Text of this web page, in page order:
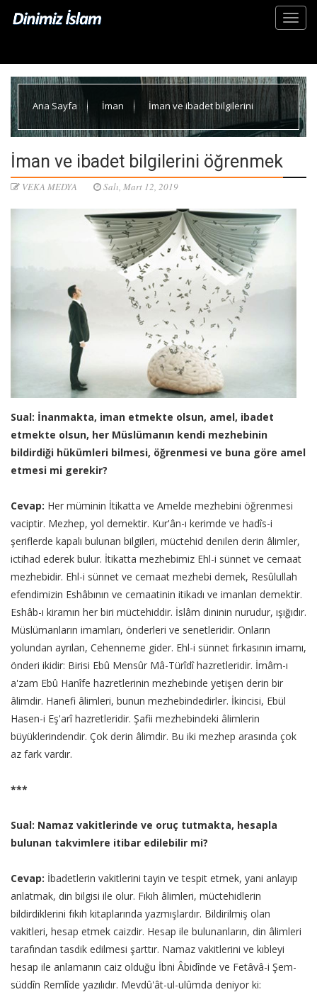
Ana Sayfa İman İman ve ibadet bilgilerini
İman ve ibadet bilgilerini öğrenmek
VEKA MEDYA Salı, Mart 12, 2019
Sual: İnanmakta, iman etmekte olsun, amel, ibadet
etmekte olsun, her Müslümanın kendi mezhebinin
bildirdiği hükümleri bilmesi, öğrenmesi ve buna göre amel
etmesi mi gerekir?
Cevap: Her müminin İtikatta ve Amelde mezhebini öğrenmesi
vaciptir. Mezhep, yol demektir. Kur'ân-ı kerimde ve hadîs-i
şeriflerde kapalı bulunan bilgileri, müctehid denilen derin âlimler,
ictihad ederek bulur. İtikatta mezhebimiz Ehl-i sünnet ve cemaat
mezhebidir. Ehl-i sünnet ve cemaat mezhebi demek, Resûlullah
efendimizin Eshâbının ve cemaatinin itikadı ve imanları demektir.
Eshâb-ı kiramın her biri müctehiddir. İslâm dininin nurudur, ışığıdır.
Müslümanların imamları, önderleri ve senetleridir. Onların
yolundan ayrılan, Cehenneme gider. Ehl-i sünnet fırkasının imamı,
önderi ikidir: Birisi Ebû Mensûr Mâ-Türîdî hazretleridir. İmâm-ı
a'zam Ebû Hanîfe hazretlerinin mezhebinde yetişen derin bir
âlimdir. Hanefi âlimleri, bunun mezhebindedirler. İkincisi, Ebül
Hasen-i Eş'arî hazretleridir. Şafii mezhebindeki âlimlerin
büyüklerindendir. Çok derin âlimdir. Bu iki mezhep arasında çok
az fark vardır.
***
Sual: Namaz vakitlerinde ve oruç tutmakta, hesapla
bulunan takvimlere itibar edilebilir mi?
Cevap: İbadetlerin vakitlerini tayin ve tespit etmek, yani anlayıp
anlatmak, din bilgisi ile olur. Fıkıh âlimleri, müctehidlerin
bildirdiklerini fıkıh kitaplarında yazmışlardır. Bildirilmiş olan
vakitleri, hesap etmek caizdir. Hesap ile bulunanların, din âlimleri
tarafından tasdik edilmesi şarttır. Namaz vakitlerini ve kıbleyi
hesap ile anlamanın caiz olduğu İbni Âbidînde ve Fetâvâ-i Şem-
süddîn Remlîde yazılıdır. Mevdû'ât-ul-ulûmda deniyor ki: